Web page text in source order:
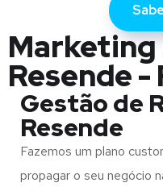
Resende
Gestão de
Resende
Fazemos um plano
propagar o seu negócio